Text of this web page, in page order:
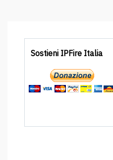
Sostieni IPFire Italia